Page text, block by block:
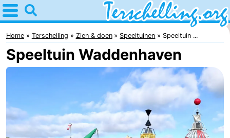
Home
Terschelling
Tips
kinderen
Dorpen
Natuur
Home Terschelling Zien & doen Speeltuinen Speeltuin ...
Speeltuin Waddenhaven